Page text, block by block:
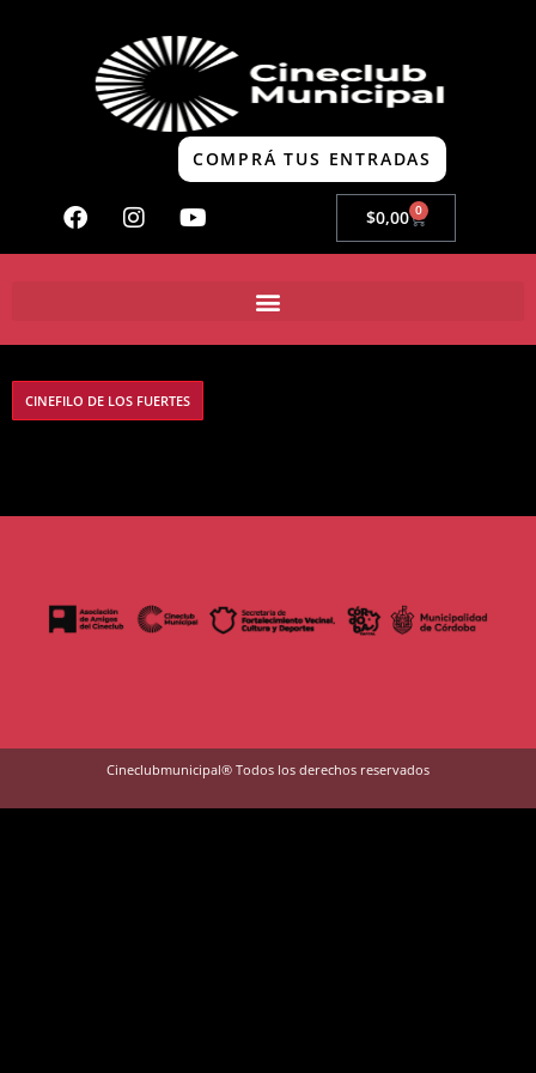
COMPRÁ TUS ENTRADAS
$0,00 0
CINEFILO DE LOS FUERTES
Cineclubmunicipal® Todos los derechos reservados